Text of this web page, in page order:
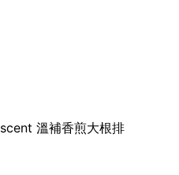
溫補香煎大根排